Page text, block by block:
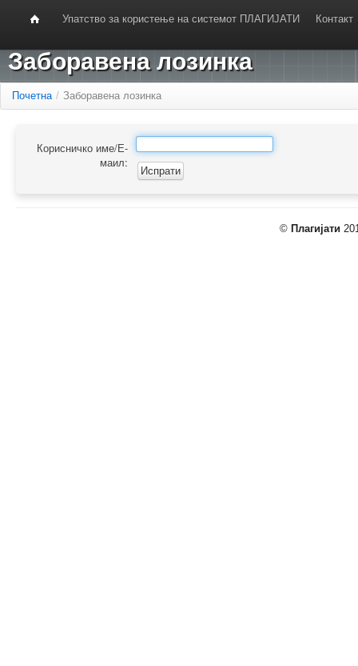
Упатство за користење на системот ПЛАГИЈАТИ Контакт
Заборавена лозинка
Почетна / Заборавена лозинка
Корисничко име/Е-
маил:
© Плагијати